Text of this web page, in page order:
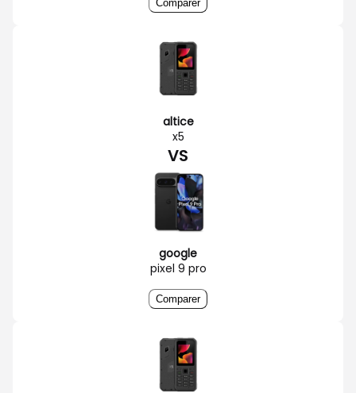
Comparer
altice
x5
VS
google
pixel 9 pro
Comparer